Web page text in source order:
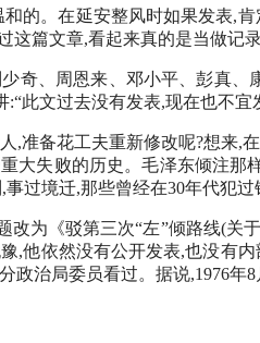
的。在延安整风时如果发表,
篇文章,看起来真的是当做记
奇、周恩来、邓小平、彭真
此文过去没有发表,现在也不
,准备花工夫重新修改呢?想来
大失败的历史。毛泽东倾注
过境迁,那些曾经在30年代犯
改为《驳第三次“左”倾路线(
,他依然没有公开发表,也没有
治局委员看过。据说,1976